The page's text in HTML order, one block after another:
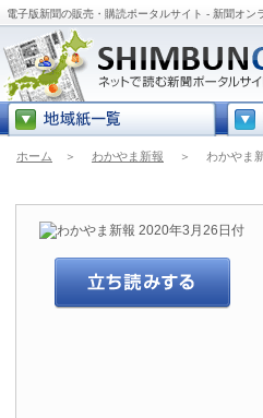
電子版新聞の販売・購読ポータルサイト - 新聞オン
ホーム ＞ わかやま新報 ＞ わかやま